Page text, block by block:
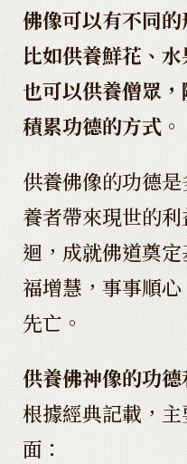
佛像可以有不同的
比如供養鮮花、
也可以供養僧眾
積累功德的方式 。
供養佛像的功德
養者帶來現世的
迴，成就佛道奠
福增慧，事事順
先亡。
供養佛神像的功德
根據經典記載，
面：